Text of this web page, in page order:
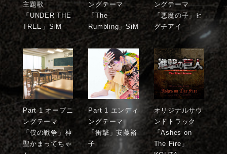
TikTok
主題歌
「UNDER THE
TREE」SiM
ングテーマ
「The
Rumbling」SiM
ングテーマ
「悪魔の子」ヒ
グチアイ
Part 1 オープニ
ングテーマ
「僕の戦争」神
聖かまってちゃ
Part 1 エンディ
ングテーマ
「衝撃」安藤裕
子
オリジナルサウ
ンドトラック
「Ashes on
The Fire」